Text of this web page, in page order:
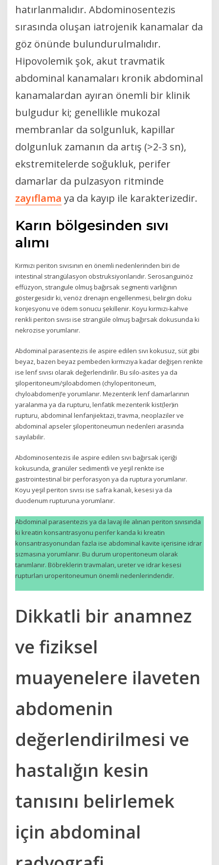
hatırlanmalıdır. Abdominosentezis
sırasında oluşan iatrojenik kanamalar da
göz önünde bulundurulmalıdır.
Hipovolemik şok, akut travmatik
abdominal kanamaları kronik abdominal
kanamalardan ayıran önemli bir klinik
bulgudur ki; genellikle mukozal
membranlar da solgunluk, kapillar
dolgunluk zamanın da artış (>2-3 sn),
ekstremitelerde soğukluk, perifer
damarlar da pulzasyon ritminde
zayıflama ya da kayıp ile karakterizedir.
Karın bölgesinden sıvı
alımı
Kırmızı periton sıvısının en önemli nedenlerinden biri de
intestinal strangülasyon obstruksiyonlarıdır. Serosanguinöz
effüzyon, strangule olmuş bağırsak segmenti varlığının
göstergesidir ki, venöz drenajın engellenmesi, belirgin doku
konjesyonu ve ödem sonucu şekillenir. Koyu kırmızı-kahve
renkli periton sıvısı ise strangüle olmuş bağırsak dokusunda ki
nekrozise yorumlanır.
Abdominal parasentezis ile aspire edilen sıvı kokusuz, süt gibi
beyaz, bazen beyaz pembeden kırmızıya kadar değişen renkte
ise lenf sıvısı olarak değerlendirilir. Bu silo-asites ya da
şiloperitoneum/şiloabdomen (chyloperitoneum,
chyloabdomen)’e yorumlanır. Mezenterik lenf damarlarının
yaralanma ya da rupturu, lenfatik mezenterik kist(ler)in
rupturu, abdominal lenfanjiektazi, travma, neoplaziler ve
abdominal apseler şiloperitoneumun nedenleri arasında
sayılabilir.
Abdominosentezis ile aspire edilen sıvı bağırsak içeriği
kokusunda, granüler sedimentli ve yeşil renkte ise
gastrointestinal bir perforasyon ya da ruptura yorumlanır.
Koyu yeşil periton sıvısı ise safra kanalı, kesesi ya da
duodenum rupturuna yorumlanır.
Abdominal parasentezis ya da lavaj ile alınan periton sıvısında
ki kreatin konsantrasyonu perifer kanda ki kreatin
konsantrasyonundan fazla ise abdominal kavite içerisine idrar
sızmasına yorumlanır. Bu durum uroperitoneum olarak
tanımlanır. Böbreklerin travmaları, ureter ve idrar kesesi
rupturları uroperitoneumun önemli nedenlerindendir.
Dikkatli bir anamnez
ve fiziksel
muayenelere ilaveten
abdomenin
değerlendirilmesi ve
hastalığın kesin
tanısını belirlemek
için abdominal